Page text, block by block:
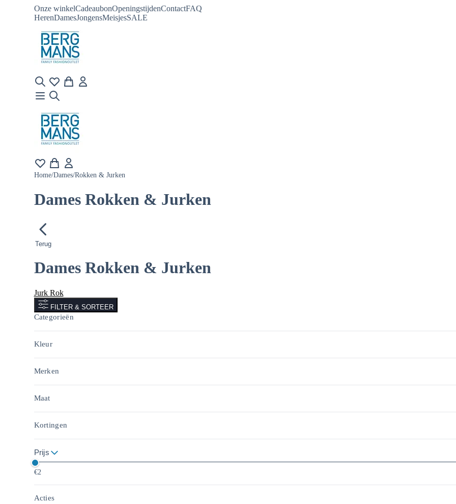
Onze winkelCadeaubonOpeningstijdenContactFAQ
HerenDamesJongensMeisjesSALE
Home/Dames/Rokken & Jurken
Dames Rokken & Jurken
Terug
Dames Rokken & Jurken
Jurk Rok
FILTER & SORTEER
Categorieën
Kleur
Merken
Maat
Kortingen
Prijs
€2
Acties